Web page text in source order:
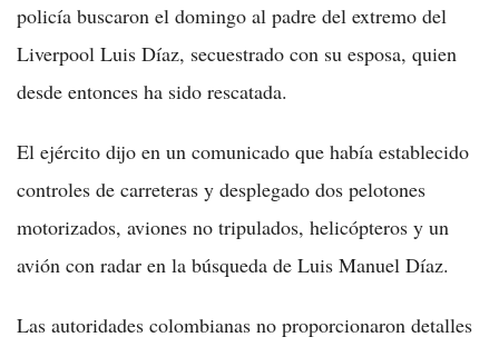
policía buscaron el domingo al padre del extremo del
Liverpool Luis Díaz, secuestrado con su esposa, quien
desde entonces ha sido rescatada.
El ejército dijo en un comunicado que había establecido
controles de carreteras y desplegado dos pelotones
motorizados, aviones no tripulados, helicópteros y un
avión con radar en la búsqueda de Luis Manuel Díaz.
Las autoridades colombianas no proporcionaron detalles